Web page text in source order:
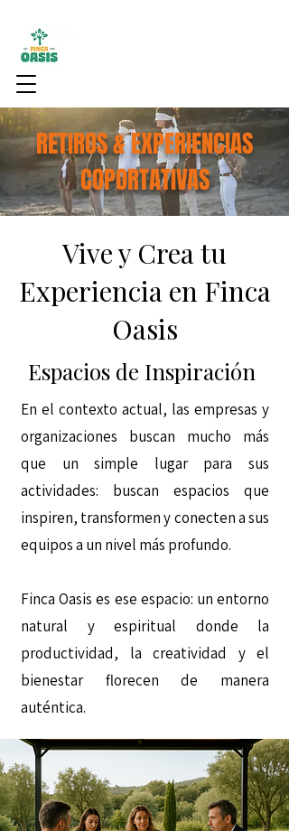
RETIROS & EXPERIENCIAS
COPORTATIVAS
Vive y Crea tu
Experiencia en Finca
Oasis
Espacios de Inspiración
En el contexto actual, las empresas y
organizaciones buscan mucho más
que un simple lugar para sus
actividades: buscan espacios que
inspiren, transformen y conecten a sus
equipos a un nivel más profundo.
Finca Oasis es ese espacio: un entorno
natural y espiritual donde la
productividad, la creatividad y el
bienestar florecen de manera
auténtica.